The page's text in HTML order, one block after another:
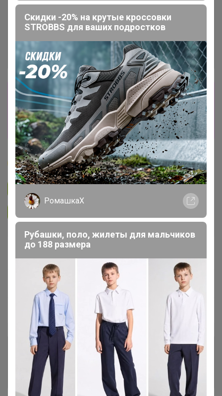
Сбор заказов в данной закупке
завершен
Перейти к текущей закупке
Бонифаций
В архиве
— 100 %
Ожидание ~ 4 дня
Пристрой 2 лота
Комментарии к лотам 3.4K
Отзывы участников 15.4K
Скидки -20% на крутые кроссовки
STROBBS для ваших подростков
РомашкаХ
Рубашки, поло, жилеты для мальчиков
до 188 размера